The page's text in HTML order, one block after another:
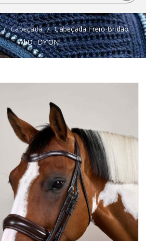
/ Cabeçada / Cabeçada Freio-Bridão
WbD- DY’ON